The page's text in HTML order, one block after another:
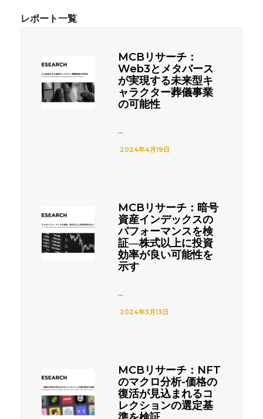
MCBリサーチ：
Web3とメタバース
が実現する未来型キ
ャラクター葬儀事業
の可能性
...
2024年4月19日
MCBリサーチ：暗号
資産インデックスの
パフォーマンスを検
証―株式以上に投資
効率が良い可能性を
示す
...
2024年3月13日
MCBリサーチ：NFT
のマクロ分析-価格の
復活が見込まれるコ
レクションの選定基